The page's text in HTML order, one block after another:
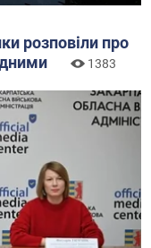
розповіли про
1383